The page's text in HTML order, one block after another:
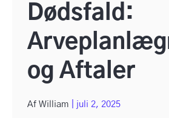
Dødsfald:
og Aftaler
Af William juli 2, 2025